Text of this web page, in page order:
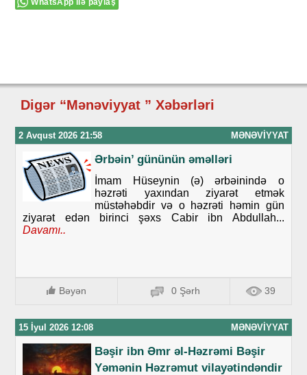
WhatsApp ilə paylaş
Digər “Mənəviyyat ” Xəbərləri
2 Avqust 2026 21:58 MƏNƏVIYYAT
Ərbəin’ gününün əməlləri
İmam Hüseynin (ə) ərbəinində o
həzrəti yaxından ziyarət etmək
müstəhəbdir və o həzrəti həmin gün
ziyarət edən birinci şəxs Cabir ibn Abdullah...
Davamı..
Bəyən 0 Şərh 39
15 İyul 2026 12:08 MƏNƏVIYYAT
Bəşir ibn Əmr əl-Həzrəmi Bəşir
Yəmənin Həzrəmut vilayətindəndir